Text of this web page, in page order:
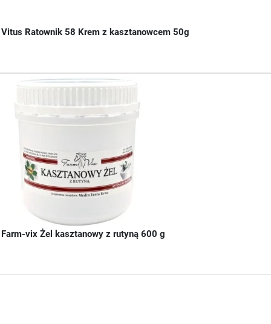
Vitus Ratownik 58 Krem z kasztanowcem 50g
Farm-vix Żel kasztanowy z rutyną 600 g